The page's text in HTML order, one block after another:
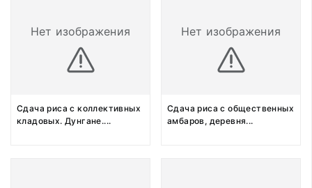
Нет изображения
Сдача риса с коллективных
кладовых. Дунгане....
Нет изображения
Сдача риса с общественных
амбаров, деревня...